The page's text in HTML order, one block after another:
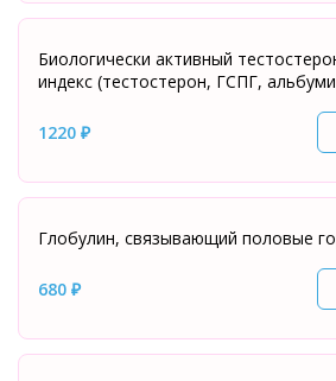
Биологически активный
индекс (тестостерон, ГСПГ,
1220 ₽
Глобулин, связывающий половые
680 ₽